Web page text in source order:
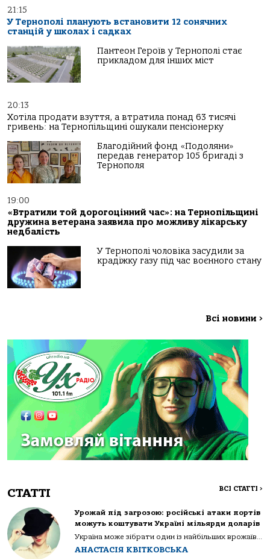
21:15
У Тернополі планують встановити 12 сонячних
станцій у школах і садках
Пантеон Героїв у Тернополі стає
прикладом для інших міст
20:13
Хотіла продати взуття, а втратила понад 63 тисячі
гривень: на Тернопільщині ошукали пенсіонерку
Благодійний фонд «Подоляни»
передав генератор 105 бригаді з
Тернополя
19:00
«Втратили той дорогоцінний час»: на Тернопільщині
дружина ветерана заявила про можливу лікарську
недбалість
У Тернополі чоловіка засудили за
крадіжку газу під час воєнного стану
Всі новини >
СТАТТІ ВСІ СТАТТІ >
Урожай під загрозою: російські атаки портів
можуть коштувати Україні мільярди доларів
Україна може зібрати один із найбільших врожаїв...
АНАСТАСІЯ КВІТКОВСЬКА